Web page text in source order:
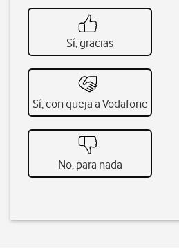
Sí, gracias
Sí, con queja a Vodafone
No, para nada